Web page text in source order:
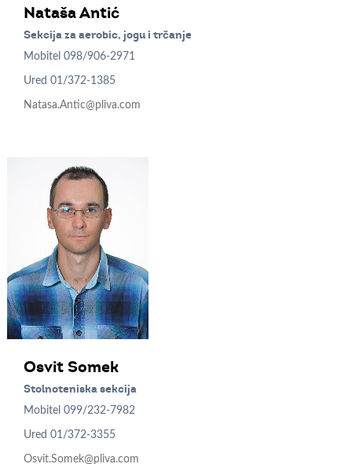
NatašaAntić
Sekcija za aerobic, jogu i trčanje
Mobitel098/906-2971
Ured01/372-1385
Natasa.Antic@pliva.com
Osvit Somek
Stolnoteniska sekcija
Mobitel099/232-7982
Ured01/372-3355
Osvit.Somek@pliva.com